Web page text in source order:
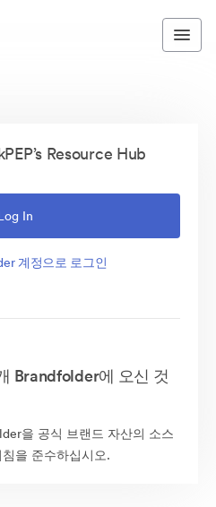
Resource Hub
In
계정으로 로그인
Brandfolder에 오신 것
을 공식 브랜드 자산의 소스
을 준수하십시오.